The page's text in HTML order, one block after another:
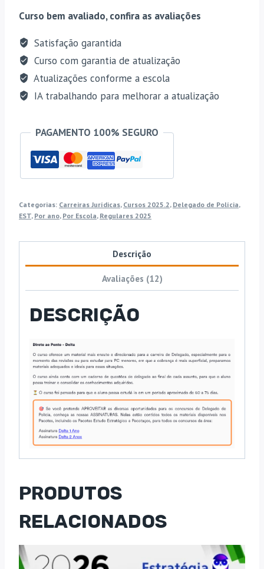
[2025.2]
Estrategia
quantidade
Curso bem avaliado, confira as avaliações
Satisfação garantida
Curso com garantia de atualização
Atualizações conforme a escola
IA trabalhando para melhorar a atualização
PAGAMENTO 100% SEGURO
Categorias: Carreiras Jurídicas, Cursos 2025.2, Delegado de Polícia,
EST, Por ano, Por Escola, Regulares 2025
Descrição
Avaliações (12)
DESCRIÇÃO
PRODUTOS
RELACIONADOS